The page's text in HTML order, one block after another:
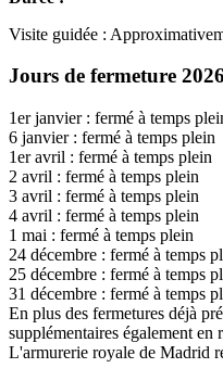
Visite guidée :
Jours de fermeture 2026
1er janvier : fermé à temps
6 janvier : fermé à temps plein
1er avril : fermé à temps plein
2 avril : fermé à temps plein
3 avril : fermé à temps plein
4 avril : fermé à temps plein
1 mai : fermé à temps plein
24 décembre : fermé à temps
25 décembre : fermé à temps
31 décembre : fermé à temps
En plus des fermetures déjà
supplémentaires également
L'armurerie royale de Madrid